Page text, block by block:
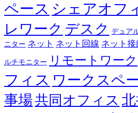
ペース シェアオフ
レワーク デスク デュア
ニター ネット ネット回線 ネット接
ルチモニター リモートワーク
フィス ワークスペ
事場共同オフィス